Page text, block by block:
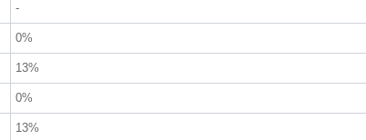
-
0%
13%
0%
13%